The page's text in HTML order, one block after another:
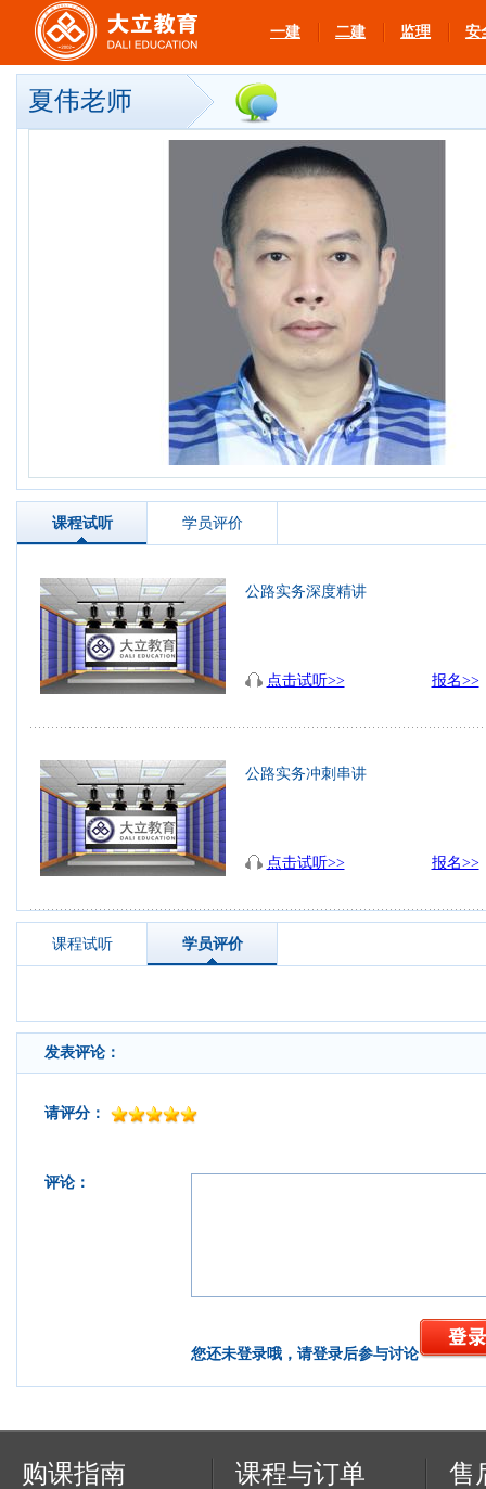
一建 二建 监理 安
夏伟老师
课程试听 学员评价
公路实务深度精讲
报名>>
点击试听>>
公路实务冲刺串讲
报名>>
点击试听>>
课程试听 学员评价
发表评论：
请评分：
评论：
您还未登录哦，请登录后参与讨论
购课指南 课程与订单 售